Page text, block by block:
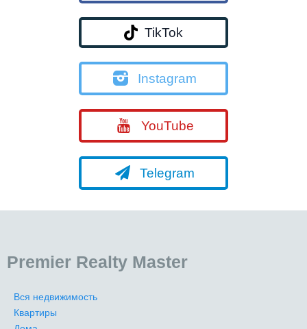
TikTok
Instagram
YouTube
Telegram
Premier Realty Master
Вся недвижимость
Квартиры